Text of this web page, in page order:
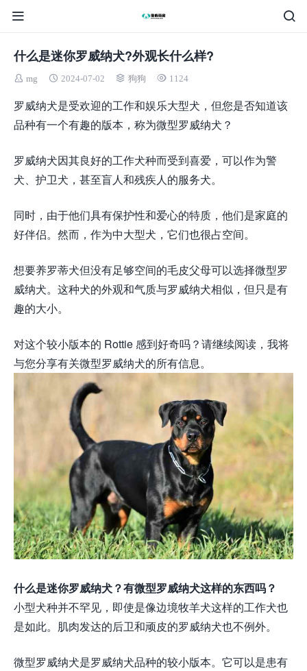
什么是迷你罗威纳犬?外观长什么样?
mg 2024-07-02 狗狗 1124
罗威纳犬是受欢迎的工作和娱乐大型犬，但您是否知道该
品种有一个有趣的版本，称为微型罗威纳犬？
罗威纳犬因其良好的工作犬种而受到喜爱，可以作为警
犬、护卫犬，甚至盲人和残疾人的服务犬。
同时，由于他们具有保护性和爱心的特质，他们是家庭的
好伴侣。然而，作为中大型犬，它们也很占空间。
想要养罗蒂犬但没有足够空间的毛皮父母可以选择微型罗
威纳犬。这种犬的外观和气质与罗威纳犬相似，但只是有
趣的大小。
对这个较小版本的 Rottie 感到好奇吗？请继续阅读，我将
与您分享有关微型罗威纳犬的所有信息。
什么是迷你罗威纳犬？有微型罗威纳犬这样的东西吗？
小型犬种并不罕见，即使是像边境牧羊犬这样的工作犬也
是如此。肌肉发达的后卫和顽皮的罗威纳犬也不例外。
微型罗威纳犬是罗威纳犬品种的较小版本。它可以是患有